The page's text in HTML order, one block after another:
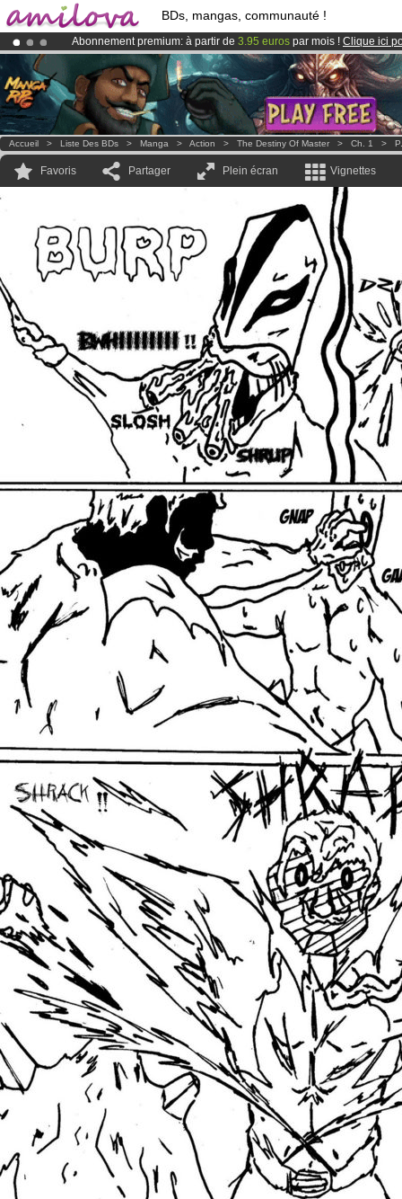
BDs, mangas, communauté !
Abonnement premium: à partir de 3.95 euros par mois ! Clique ici
LeKickstarter Amilova est désormais lancé!.
Déjà 100000membreset 1000BDs & Mangas!
Accueil > Liste Des BDs > Manga > Action > The Destiny Of Master > Ch. 1 >
Favoris Partager Plein écran Vignettes